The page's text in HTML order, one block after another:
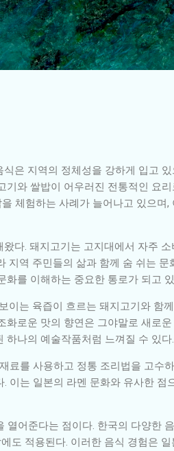
은 지역의 정체성을 강하게 입고 있
와 쌀밥이 어우러진 전통적인 요
체험하는 사례가 늘어나고 있으며,
다. 돼지고기는 고지대에서 자주 소
지역 주민들의 삶과 함께 숨 쉬는 문
를 이해하는 중요한 통로가 되고
이는 육즙이 흐르는 돼지고기와 함
로운 맛의 향연은 그야말로 새로운
나의 예술작품처럼 느껴질 수 있다.
료를 사용하고 정통 조리법을 고수
이는 일본의 라멘 문화와 유사한 점
어준다는 점이다. 한국의 다양한
도 적용된다. 이러한 음식 경험은 일